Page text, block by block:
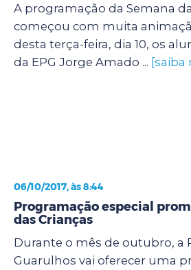
A programação da Semana
começou com muita
desta terça-feira, dia 10, os
da EPG Jorge Amado ... [saiba
06/10/2017, às 8:44
Programação especial
das Crianças
Durante o mês de outubro, a
Guarulhos vai oferecer uma